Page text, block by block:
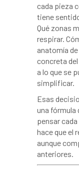
cada pieza
tiene
Qué zonas
respirar.
anatomía
concreta
a lo que se
simplificar.
Esas
una fórmula
pensar
hace que el
aunque
anteriores.